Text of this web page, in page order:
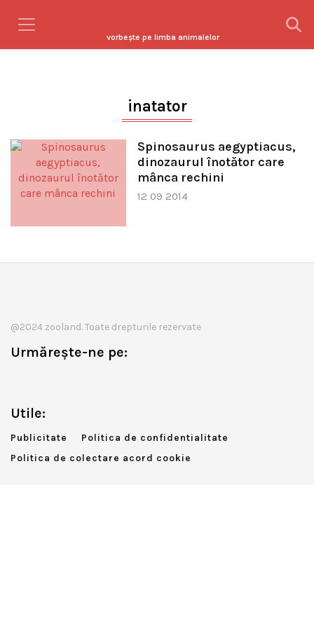
vorbeşte pe limba animalelor
inatator
Spinosaurus aegyptiacus,
dinozaurul înotător care
mânca rechini
12 09 2014
@2024 zooland. Toate drepturile rezervate
Urmărește-ne pe:
Utile:
Publicitate
Politica de confidentialitate
Politica de colectare acord cookie